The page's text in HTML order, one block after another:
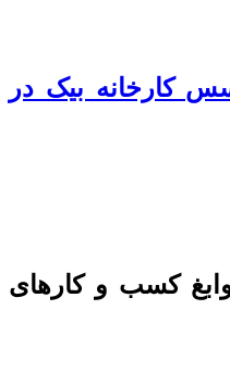
کارخانه بیک در
کسب و کارهای